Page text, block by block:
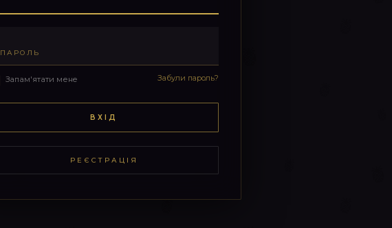
ПАРОЛЬ
Запам'ятати мене Забули пароль?
ВХІД
РЕЄСТРАЦІЯ